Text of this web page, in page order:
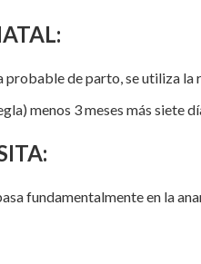
probable de parto, se utiliza la
menos 3 meses más siete
fundamentalmente en la